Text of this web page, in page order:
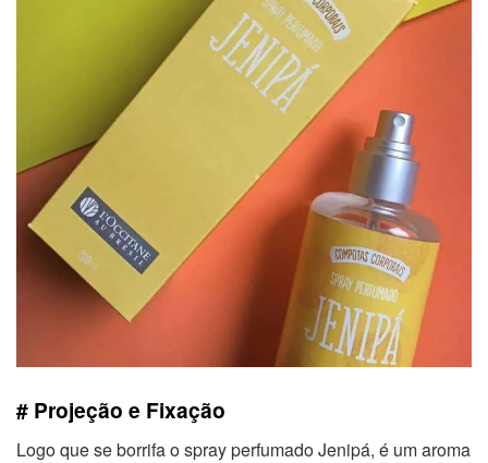
# Projeção e Fixação
Logo que se borrifa o spray perfumado Jenipá, é um aroma